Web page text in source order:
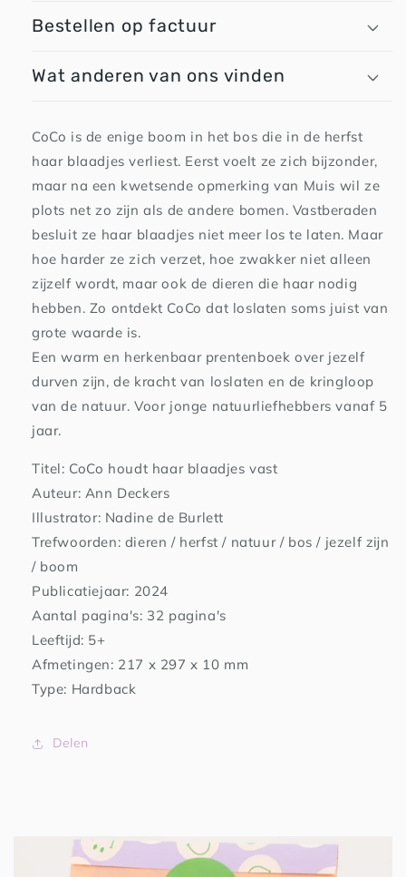
Bestellen op factuur
Wat anderen van ons vinden
CoCo is de enige boom in het bos die in de herfst
haar blaadjes verliest. Eerst voelt ze zich bijzonder,
maar na een kwetsende opmerking van Muis wil ze
plots net zo zijn als de andere bomen. Vastberaden
besluit ze haar blaadjes niet meer los te laten. Maar
hoe harder ze zich verzet, hoe zwakker niet alleen
zijzelf wordt, maar ook de dieren die haar nodig
hebben. Zo ontdekt CoCo dat loslaten soms juist van
grote waarde is.
Een warm en herkenbaar prentenboek over jezelf
durven zijn, de kracht van loslaten en de kringloop
van de natuur. Voor jonge natuurliefhebbers vanaf 5
jaar.
Titel: CoCo houdt haar blaadjes vast
Auteur: Ann Deckers
Illustrator: Nadine de Burlett
Trefwoorden: dieren / herfst / natuur / bos / jezelf zijn
/ boom
Publicatiejaar: 2024
Aantal pagina's: 32 pagina's
Leeftijd: 5+
Afmetingen: 217 x 297 x 10 mm
Type: Hardback
Delen